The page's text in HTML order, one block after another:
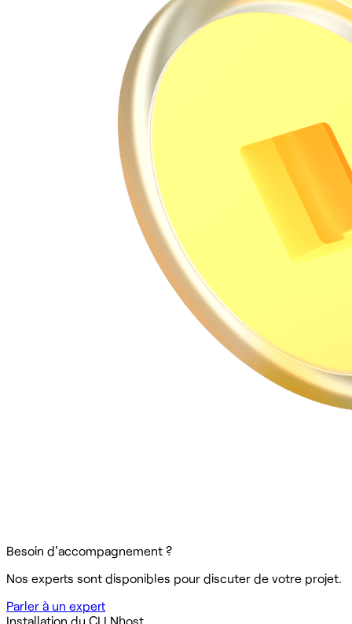
Besoin d'accompagnement ?
Nos experts sont disponibles pour discuter de votre projet.
Parler à un expert
Installation du CLI Nhost